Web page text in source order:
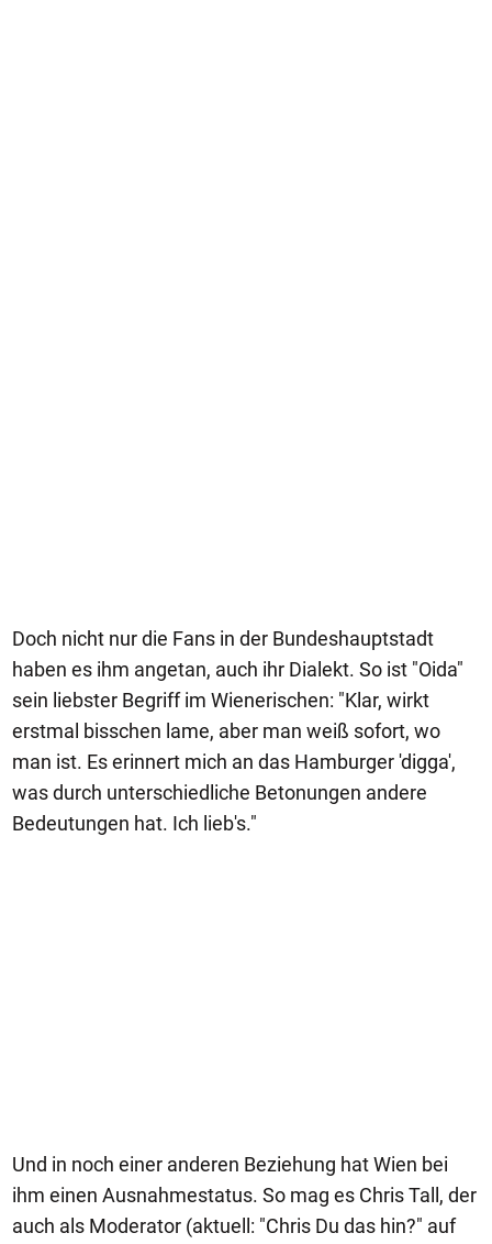
Doch nicht nur die Fans in der Bundeshauptstadt
haben es ihm angetan, auch ihr Dialekt. So ist "Oida"
sein liebster Begriff im Wienerischen: "Klar, wirkt
erstmal bisschen lame, aber man weiß sofort, wo
man ist. Es erinnert mich an das Hamburger 'digga',
was durch unterschiedliche Betonungen andere
Bedeutungen hat. Ich lieb's."
Und in noch einer anderen Beziehung hat Wien bei
ihm einen Ausnahmestatus. So mag es Chris Tall, der
auch als Moderator (aktuell: "Chris Du das hin?" auf